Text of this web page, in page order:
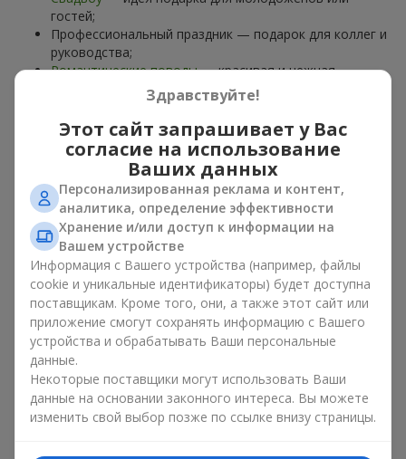
гостей;
Профессиональный праздник — подарок для коллег и
руководства;
Романтические поводы— красивая и нежная
Корпоративные события— подарок деловому
партнёру.
Цветочная корзина — универсальный подарок для любого
возраста. Стильные ручные композиции позволяют
передать любые эмоции: благодарность, восхищение,
поддержку,любовь
Виды цветочных корзин в г.
Щенятин: классика,
романтика, минимализм
Ассортимент цветочных корзин наflowers.uaвключает
варианты на любой вкус:
Классические композиции— сочетанияроз, лилий,
хризантемв строгих формах;
Здравствуйте!
Этот сайт запрашивает у Вас
согласие на использование
Ваших данных
Персонализированная реклама и контент,
аналитика, определение эффективности
Хранение и/или доступ к информации на
Вашем устройстве
Информация с Вашего устройства (например, файлы
cookie и уникальные идентификаторы) будет доступна
поставщикам. Кроме того, они, а также этот сайт или
приложение смогут сохранять информацию с Вашего
устройства и обрабатывать Ваши персональные
данные.
Некоторые поставщики могут использовать Ваши
данные на основании законного интереса. Вы можете
изменить свой выбор позже по ссылке внизу страницы.